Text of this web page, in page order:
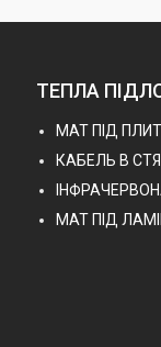
ТЕПЛА
МАТ ПІД
КАБЕЛЬ В
МАТ ПІД